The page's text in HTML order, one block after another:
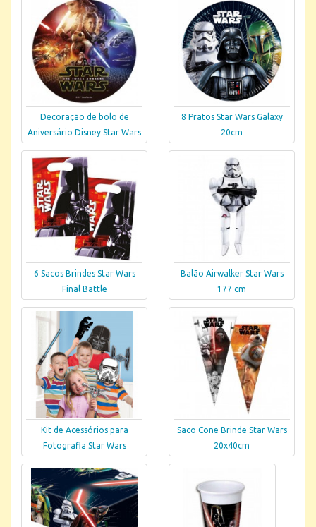
Decoração de bolo de
Aniversário Disney Star Wars
8 Pratos Star Wars Galaxy
20cm
6 Sacos Brindes Star Wars
Final Battle
Balão Airwalker Star Wars
177 cm
Kit de Acessórios para
Fotografia Star Wars
Saco Cone Brinde Star Wars
20x40cm